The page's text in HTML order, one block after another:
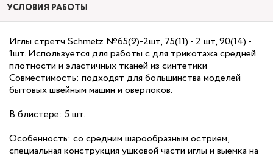
УСЛОВИЯ РАБОТЫ
Иглы стретч Schmetz №65(9)-2шт, 75(11) - 2 шт, 90(14) -
1шт. Используется для работы с для трикотажа средней
плотности и эластичных тканей из синтетики
Совместимость: подходят для большинства моделей
бытовых швейным машин и оверлоков.
В блистере: 5 шт.
Особенность: со средним шарообразным острием,
специальная конструкция ушковой части иглы и выемка на